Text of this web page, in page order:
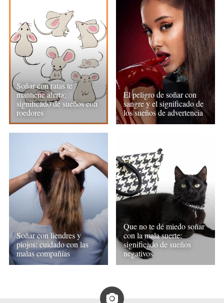
Soñar con ratas te
mantiene alerta;
significado de sueños con
roedores
El peligro de soñar con
sangre y el significado de
los sueños de advertencia
Soñar con liendres y
piojos: cuidado con las
malas compañías
Que no te dé miedo soñar
con la mala suerte:
significado de sueños
negativos